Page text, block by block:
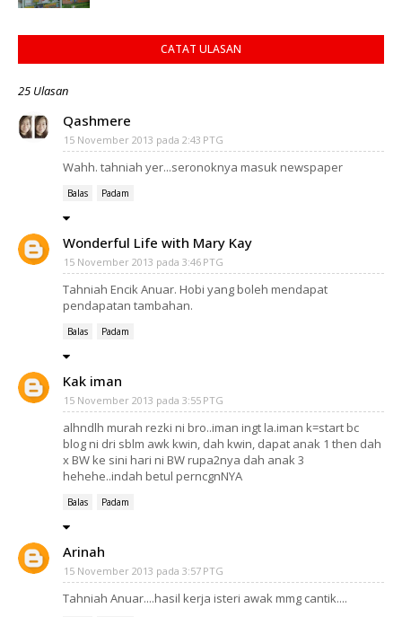
CATAT ULASAN
25 Ulasan
Qashmere
15 November 2013 pada 2:43 PTG
Wahh. tahniah yer...seronoknya masuk newspaper
Balas Padam
Wonderful Life with Mary Kay
15 November 2013 pada 3:46 PTG
Tahniah Encik Anuar. Hobi yang boleh mendapat
pendapatan tambahan.
Balas Padam
Kak iman
15 November 2013 pada 3:55 PTG
alhndlh murah rezki ni bro..iman ingt la.iman k=start bc
blog ni dri sblm awk kwin, dah kwin, dapat anak 1 then dah
x BW ke sini hari ni BW rupa2nya dah anak 3
hehehe..indah betul perncgnNYA
Balas Padam
Arinah
15 November 2013 pada 3:57 PTG
Tahniah Anuar....hasil kerja isteri awak mmg cantik....